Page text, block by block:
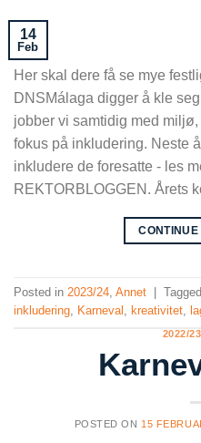
14
Feb
Her skal dere få se mye
DNSMálaga digger å kle
jobber vi samtidig med
fokus på inkludering. Neste
inkludere de foresatte - les
REKTORBLOGGEN. Årets
Posted in 2023/24 Annet Tagged
inkludering
Karneval kreativitet
2022/23
POSTED ON 15